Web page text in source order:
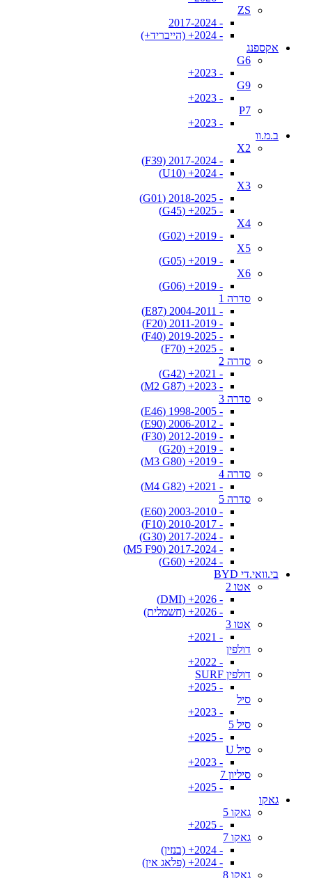
ZS
- 2017-2024
- 2024+ (הייבריד+)
אקספנג
G6
- 2023+
G9
- 2023+
P7
- 2023+
ב.מ.וו
X2
- 2017-2024 (F39)
- 2024+ (U10)
X3
- 2018-2025 (G01)
- 2025+ (G45)
X4
- 2019+ (G02)
X5
- 2019+ (G05)
X6
- 2019+ (G06)
סדרה 1
- 2004-2011 (E87)
- 2011-2019 (F20)
- 2019-2025 (F40)
- 2025+ (F70)
סדרה 2
- 2021+ (G42)
- 2023+ (M2 G87)
סדרה 3
- 1998-2005 (E46)
- 2006-2012 (E90)
- 2012-2019 (F30)
- 2019+ (G20)
- 2019+ (M3 G80)
סדרה 4
- 2021+ (M4 G82)
סדרה 5
- 2003-2010 (E60)
- 2010-2017 (F10)
- 2017-2024 (G30)
- 2017-2024 (M5 F90)
- 2024+ (G60)
בי.וואי.די BYD
אטו 2
- 2026+ (DMI)
- 2026+ (חשמלית)
אטו 3
- 2021+
דולפין
- 2022+
דולפין SURF
- 2025+
סיל
- 2023+
סיל 5
- 2025+
סיל U
- 2023+
סיליון 7
- 2025+
גאקו
גאקו 5
- 2025+
גאקו 7
- 2024+ (בנזין)
- 2024+ (פלאג אין)
גאקו 8